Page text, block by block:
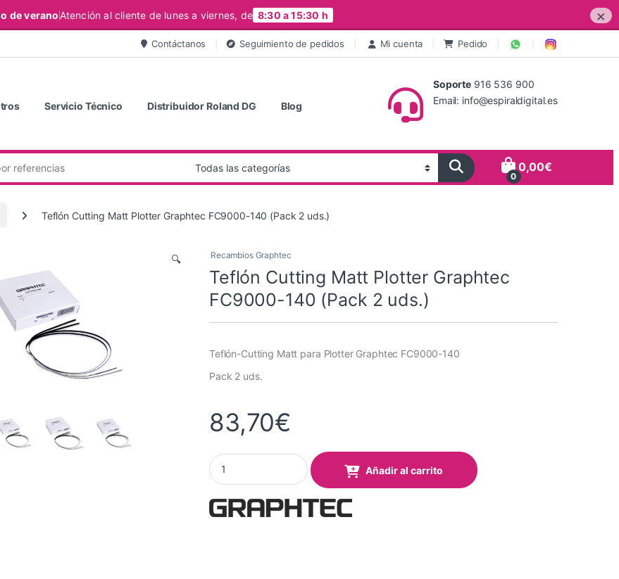
de veranoAtención al cliente de lunes a viernes, de 8:30 a 15:30 h ×
Contáctanos Seguimiento de pedidos Mi cuenta Pedido
Servicio Técnico Distribuidor Roland DG Blog
Soporte 916 536 900
Email: info@espiraldigital.es
0
0,00€
Teflón Cutting Matt Plotter Graphtec FC9000-140 (Pack 2 uds.)
🔍 Recambios Graphtec
Teflón Cutting Matt Plotter Graphtec
FC9000-140 (Pack 2 uds.)
Teflón-Cutting Matt para Plotter Graphtec FC9000-140
Pack 2 uds.
83,70€
Teflón Cutting Matt Plotter Graphtec FC9000-140 (Pack 2 uds.) quantity
Añadir al carrito